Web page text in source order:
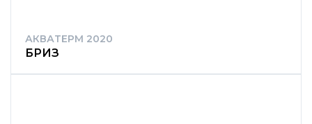
АКВАТЕРМ 2020
БРИЗ